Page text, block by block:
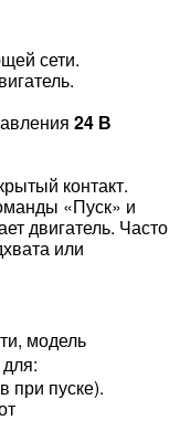
сети.
24 В
контакт.
«Пуск» и
двигатель. Часто
или
модель
при пуске).